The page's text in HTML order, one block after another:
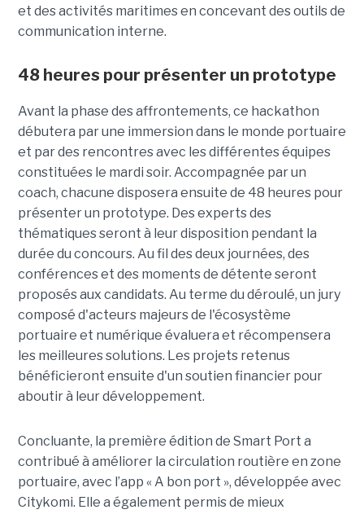
et des activités maritimes en concevant des outils de
communication interne.
48 heures pour présenter un prototype
Avant la phase des affrontements, ce hackathon
débutera par une immersion dans le monde portuaire
et par des rencontres avec les différentes équipes
constituées le mardi soir. Accompagnée par un
coach, chacune disposera ensuite de 48 heures pour
présenter un prototype. Des experts des
thématiques seront à leur disposition pendant la
durée du concours. Au fil des deux journées, des
conférences et des moments de détente seront
proposés aux candidats. Au terme du déroulé, un jury
composé d'acteurs majeurs de l'écosystème
portuaire et numérique évaluera et récompensera
les meilleures solutions. Les projets retenus
bénéficieront ensuite d'un soutien financier pour
aboutir à leur développement.
Concluante, la première édition de Smart Port a
contribué à améliorer la circulation routière en zone
portuaire, avec l’app « A bon port », développée avec
Citykomi. Elle a également permis de mieux